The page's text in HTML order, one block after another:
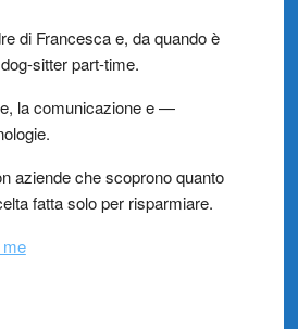
di Francesca e, da quando è
sitter part-time.
la comunicazione e —
aziende che scoprono quanto
fatta solo per risparmiare.